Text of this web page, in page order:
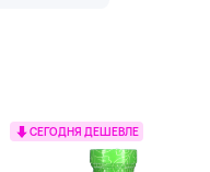
СЕГОДНЯ ДЕШЕВЛЕ